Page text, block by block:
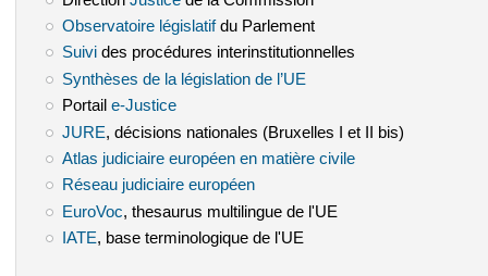
Observatoire législatif(le lien est externe)
du Parlement
Suivi(le lien est externe)
des procédures interinstitutionnelles
Synthèses de la législation de l’UE
Portail e-Justice(le lien est externe)
JURE (le lien est externe)
, décisions nationales (Bruxelles I et II bis)
Atlas judiciaire européen en matière civile(le lien est externe)
Réseau judiciaire européen(le lien est externe)
EuroVoc (le lien est externe)
, thesaurus multilingue de l'UE
IATE (le lien est externe)
, base terminologique de l'UE